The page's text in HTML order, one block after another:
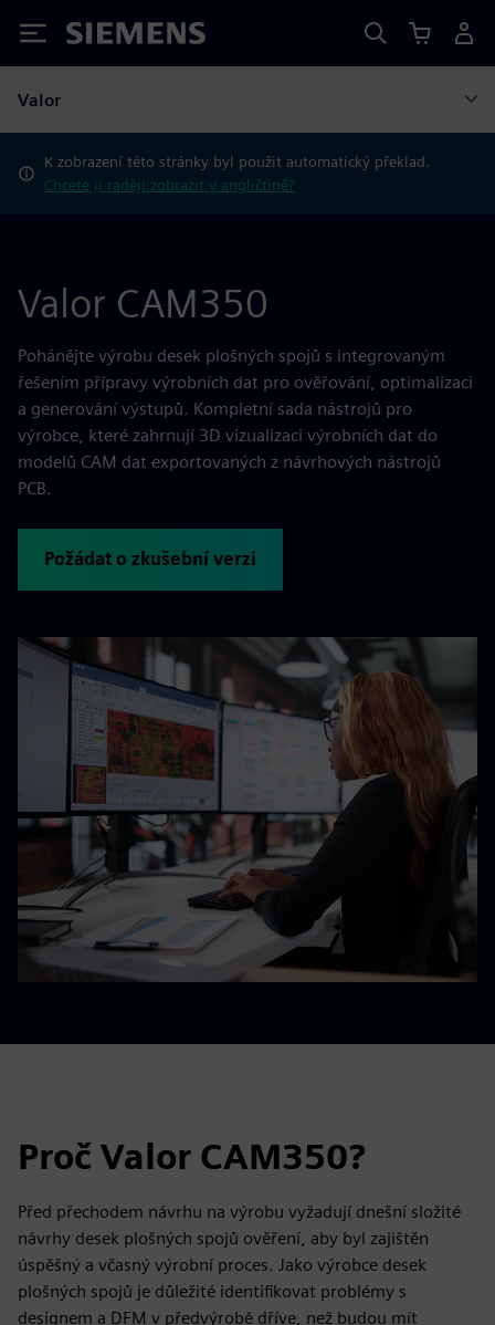
Siemens
Valor
K zobrazení této stránky byl použit automatický překlad.
Chcete ji raději zobrazit v angličtině?
Valor CAM350
Pohánějte výrobu desek plošných spojů s integrovaným
řešením přípravy výrobních dat pro ověřování, optimalizaci
a generování výstupů. Kompletní sada nástrojů pro
výrobce, které zahrnují 3D vizualizaci výrobních dat do
modelů CAM dat exportovaných z návrhových nástrojů
PCB.
Požádat o zkušební verzi
Proč Valor CAM350?
Před přechodem návrhu na výrobu vyžadují dnešní složité
návrhy desek plošných spojů ověření, aby byl zajištěn
úspěšný a včasný výrobní proces. Jako výrobce desek
plošných spojů je důležité identifikovat problémy s
designem a DFM v předvýrobě dříve, než budou mít